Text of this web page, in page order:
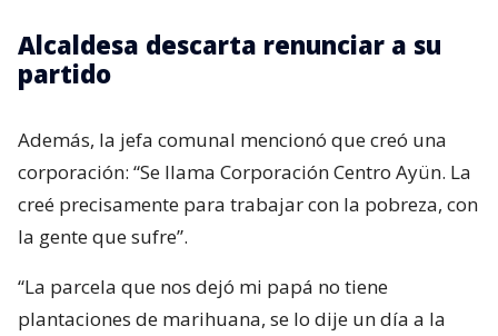
Alcaldesa descarta renunciar a su
partido
Además, la jefa comunal mencionó que creó una
corporación: “Se llama Corporación Centro Ayün. La
creé precisamente para trabajar con la pobreza, con
la gente que sufre”.
“La parcela que nos dejó mi papá no tiene
plantaciones de marihuana, se lo dije un día a la